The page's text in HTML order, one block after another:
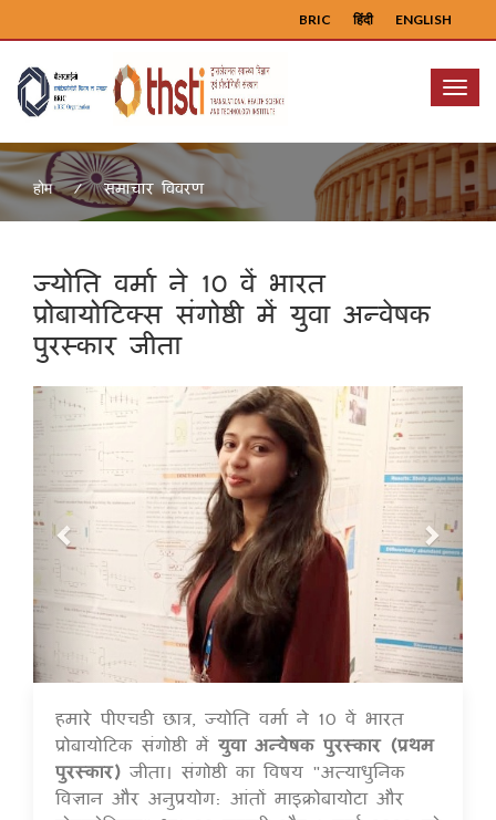
ENGLISH
हिंदी
BRIC
Menu
होम समाचार विवरण
ज्योति वर्मा ने 10 वें भारत
प्रोबायोटिक्स संगोष्ठी में युवा अन्वेषक
पुरस्कार जीता
Previous Next
14 Jul 2020
हमारे पीएचडी छात्र, ज्योति वर्मा ने 10 वें भारत
प्रोबायोटिक संगोष्ठी में युवा अन्वेषक पुरस्कार (प्रथम
पुरस्कार) जीता। संगोष्ठी का विषय "अत्याधुनिक
विज्ञान और अनुप्रयोग: आंतों माइक्रोबायोटा और